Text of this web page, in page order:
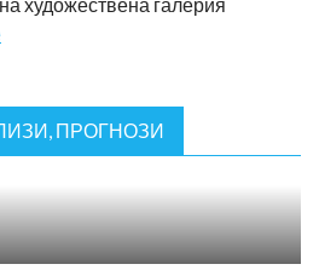
ПРОГНОЗИ